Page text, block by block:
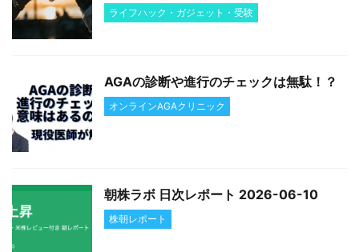
ライフハック・ガジェット・受験
AGAの診断や進行のチェックは無駄！？
オンラインAGAクリニック
朝株ラボ 日次レポート 2026-06-10
株朝レポート